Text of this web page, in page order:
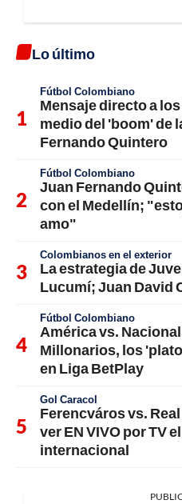
Lo último
Fútbol Colombiano
Mensaje directo a
medio del 'boom' de
Fernando Quintero
Fútbol Colombiano
Juan Fernando
con el Medellín;
amo"
Colombianos en el exterior
La estrategia de
Lucumí; Juan David
Fútbol Colombiano
América vs.
Millonarios, los
en Liga BetPlay
Gol Caracol
Ferencváros vs.
ver EN VIVO por TV
internacional